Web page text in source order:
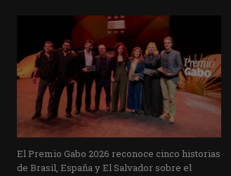
El Premio Gabo 2026 reconoce cinco historias
de Brasil, España y El Salvador sobre el